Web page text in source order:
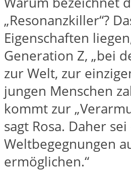
„Resonanzkiller“?
Eigenschaften
Generation Z, „bei
zur Welt, zur
jungen Menschen
kommt zur
sagt Rosa. Daher
Weltbegegnungen
ermöglichen.“